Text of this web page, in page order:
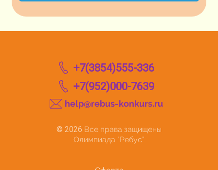
+7(3854)555-336
+7(952)000-7639
help@rebus-konkurs.ru
© 2026 Все права защищены
Олимпиада "Ребус"